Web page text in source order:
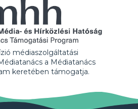
médiaszolgáltatási
a Médiatanács
keretében támogatja.